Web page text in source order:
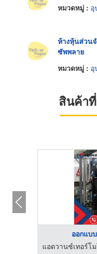
หมวดหมู่ : อุ
ห้างหุ้นส่วนจ
ซัพพลาย
หมวดหมู่ : อุ
สินค้า
ออกแบ